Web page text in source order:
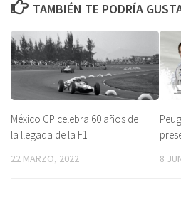
TAMBIÉN TE PODRÍA
México GP celebra 60 años de
la llegada de la F1
22 MARZO, 2022 8